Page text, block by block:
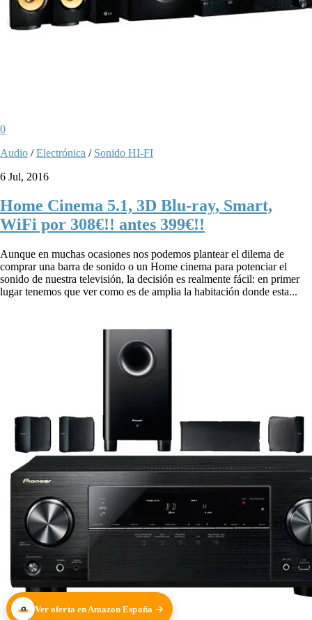
0
Audio /Electrónica / Sonido HI-FI
6 Jul, 2016
Home Cinema 5.1, 3D Blu-ray, Smart,
WiFi por 308€!! antes 399€!!
Aunque en muchas ocasiones nos podemos plantear el dilema de
comprar una barra de sonido o un Home cinema para potenciar el
sonido de nuestra televisión, la decisión es realmente fácil: en primer
lugar tenemos que ver como es de amplia la habitación donde esta...
Ver oferta en Amazon España